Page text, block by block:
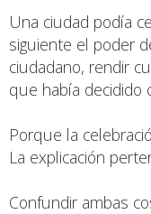
Una ciudad podía
siguiente el poder
ciudadano, rendir
que había decidido
Porque la
La explicación
Confundir ambas